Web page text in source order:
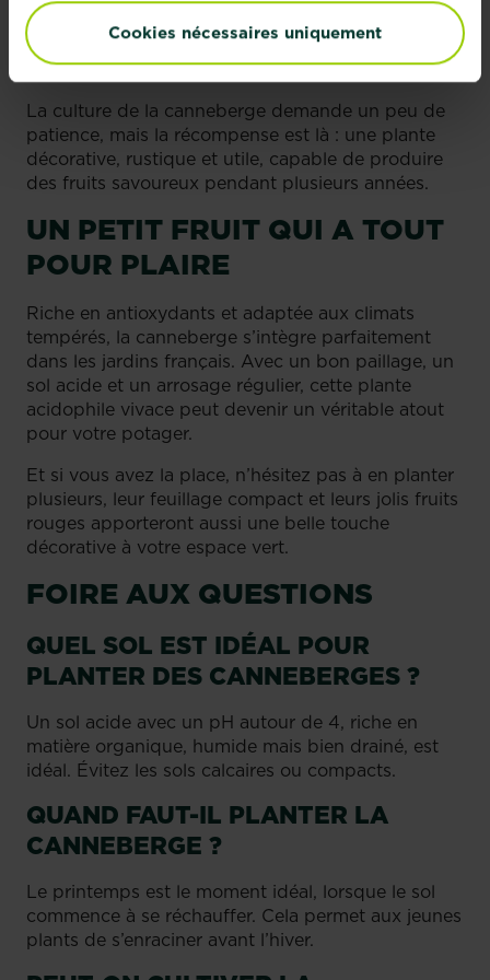
Cookies nécessaires uniquement
éviter l’écrasement des fruits
Les fruits se conservent plusieurs semaines
au frais
La culture de la canneberge demande un peu de
patience, mais la récompense est là : une plante
décorative, rustique et utile, capable de produire
des fruits savoureux pendant plusieurs années.
UN PETIT FRUIT QUI A TOUT
POUR PLAIRE
Riche en antioxydants et adaptée aux climats
tempérés, la canneberge s’intègre parfaitement
dans les jardins français. Avec un bon paillage, un
sol acide et un arrosage régulier, cette plante
acidophile vivace peut devenir un véritable atout
pour votre potager.
Et si vous avez la place, n’hésitez pas à en planter
plusieurs, leur feuillage compact et leurs jolis fruits
rouges apporteront aussi une belle touche
décorative à votre espace vert.
FOIRE AUX QUESTIONS
QUEL SOL EST IDÉAL POUR
PLANTER DES CANNEBERGES ?
Un sol acide avec un pH autour de 4, riche en
matière organique, humide mais bien drainé, est
idéal. Évitez les sols calcaires ou compacts.
QUAND FAUT-IL PLANTER LA
CANNEBERGE ?
Le printemps est le moment idéal, lorsque le sol
commence à se réchauffer. Cela permet aux jeunes
plants de s’enraciner avant l’hiver.